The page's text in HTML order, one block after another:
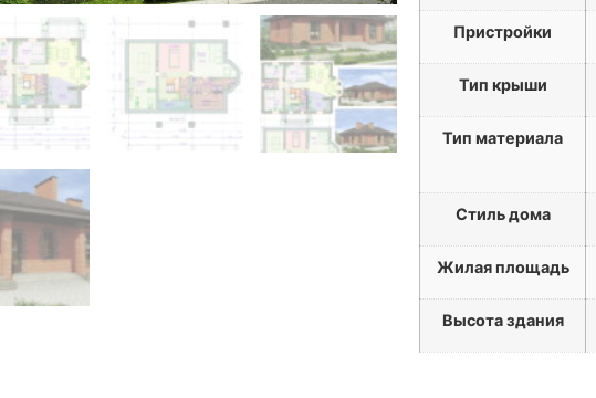
Пристройки
Тип крыши
Тип материала
Стиль дома
Жилая площадь
Высота здания